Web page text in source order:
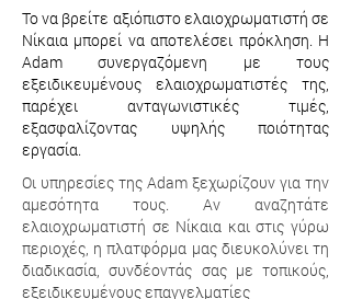
Το να βρείτε αξιόπιστο ελαιοχρωματιστή σε
Νίκαια μπορεί να αποτελέσει πρόκληση. Η
Adam συνεργαζόμενη με τους
εξειδικευμένους ελαιοχρωματιστές της,
παρέχει ανταγωνιστικές τιμές,
εξασφαλίζοντας υψηλής ποιότητας
εργασία.
Οι υπηρεσίες της Adam ξεχωρίζουν για την
αμεσότητα τους. Αν αναζητάτε
ελαιοχρωματιστή σε Νίκαια και στις γύρω
περιοχές, η πλατφόρμα μας διευκολύνει τη
διαδικασία, συνδέοντάς σας με τοπικούς,
εξειδικευμένους επαγγελματίες